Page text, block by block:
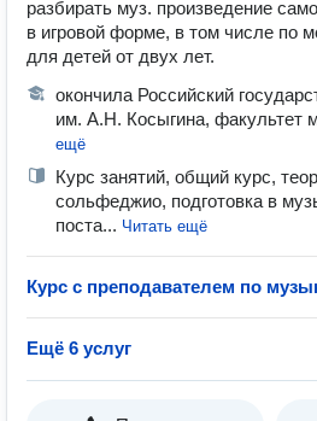
разбирать муз. произведение
в игровой форме, в том числе по
для детей от двух лет.
окончила Российский
им. А.Н. Косыгина, факультет
ещё
Курс занятий, общий курс,
сольфеджио, подготовка в
поста... Читать ещё
Курс с преподавателем по
Ещё 6 услуг